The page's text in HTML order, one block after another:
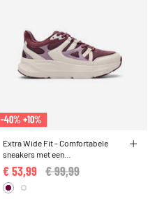
-40% +10%
Extra Wide Fit - Comfortabele
sneakers met een
schokabsorberende zoolPrice reduced from
€ 99,99
€ 53,99